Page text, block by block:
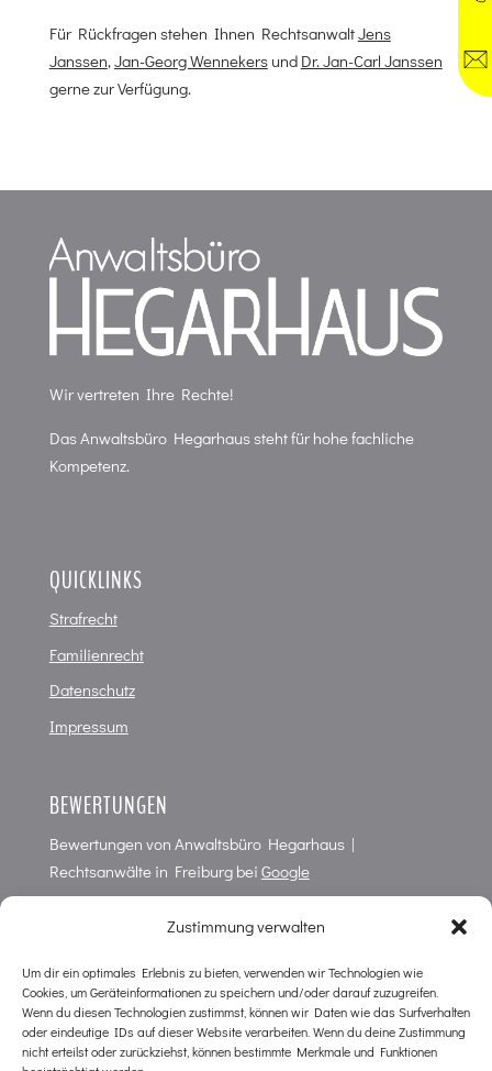
Zustimmung verwalten
Um dir ein optimales Erlebnis zu bieten, verwenden wir Technologien wie
Cookies, um Geräteinformationen zu speichern und/oder darauf zuzugreifen.
Wenn du diesen Technologien zustimmst, können wir Daten wie das Surfverhalten
oder eindeutige IDs auf dieser Website verarbeiten. Wenn du deine Zustimmung
nicht erteilst oder zurückziehst, können bestimmte Merkmale und Funktionen
Für Rückfragen stehen Ihnen RechtsanwaltJens
Janssen,Jan-Georg Wennekersund Dr. Jan-Carl Janssen
gerne zur Verfügung.
Wir vertreten Ihre Rechte!
Das Anwaltsbüro Hegarhaus steht für hohe fachliche
Kompetenz.
QUICKLINKS
Strafrecht
Familienrecht
Datenschutz
Impressum
BEWERTUNGEN
Bewertungen von Anwaltsbüro Hegarhaus |
Rechtsanwälte in Freiburgbei Google
KONTAKT
Anwaltsbüro im Hegarhaus